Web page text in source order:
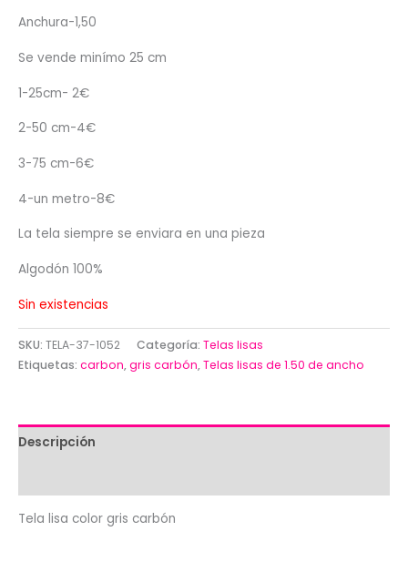
Anchura-1,50
Se vende minímo 25 cm
1-25cm- 2€
2-50 cm-4€
3-75 cm-6€
4-un metro-8€
La tela siempre se enviara en una pieza
Algodón 100%
Sin existencias
SKU: TELA-37-1052 Categoría: Telas lisas
Etiquetas: carbon,gris carbón,Telas lisas de 1.50 de ancho
Descripción
Tela lisa color gris carbón